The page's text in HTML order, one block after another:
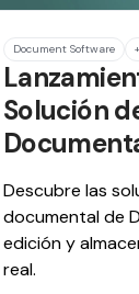
Document Software
Solución
Descubre las
documental de
edición y
real.